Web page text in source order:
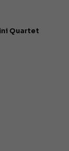
Quartet